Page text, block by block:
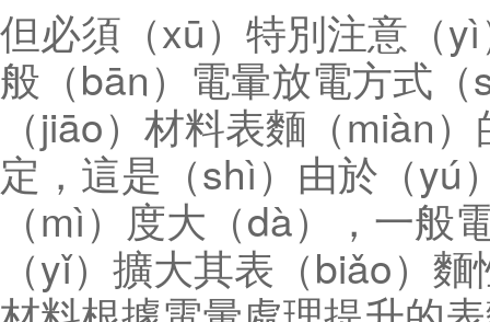
但必須（xū）特別注意（
般（bān）電暈放電方式
（jiāo）材料表麵（miàn
定，這是（shì）由於（yú
（mì）度大（dà），一
（yǐ）擴大其表（biǎo）